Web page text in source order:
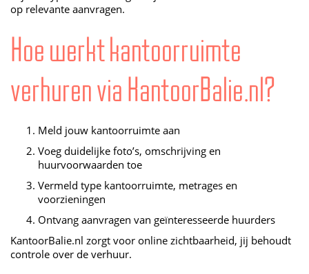
op relevante aanvragen.
Hoe werkt kantoorruimte
verhuren via KantoorBalie.nl?
Meld jouw kantoorruimte aan
Voeg duidelijke foto’s, omschrijving en
huurvoorwaarden toe
Vermeld type kantoorruimte, metrages en
voorzieningen
Ontvang aanvragen van geïnteresseerde huurders
KantoorBalie.nl zorgt voor online zichtbaarheid, jij behoudt
controle over de verhuur.